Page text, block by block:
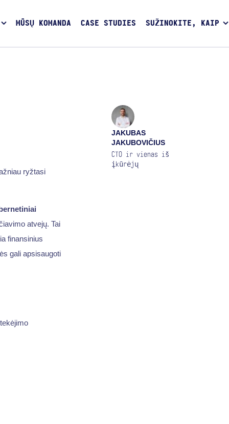
MŪSŲ KOMANDA CASE STUDIES SUŽINOKITE, KAIP
JAKUBAS
JAKUBOVIČIUS
CTO ir vienas iš
įkūrėjų
ryžtasi
atvejų. Tai
finansinius
gali apsisaugoti